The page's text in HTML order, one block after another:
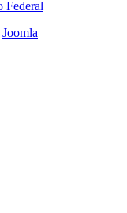
Joomla